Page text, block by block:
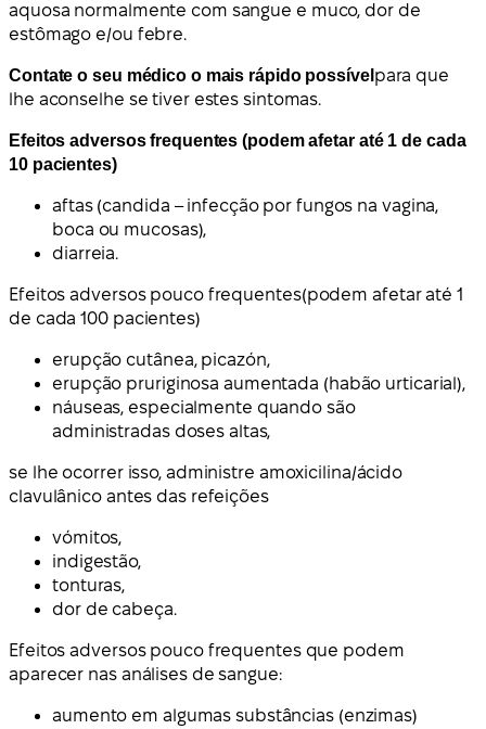
aquosa normalmente com sangue e muco, dor de
estômago e/ou febre.
Contate o seu médico o mais rápido possível para que
lhe aconselhe se tiver estes sintomas.
Efeitos adversos frequentes (podem afetar até 1 de cada
10 pacientes)
aftas (candida – infecção por fungos na vagina,
boca ou mucosas),
diarreia.
Efeitos adversos pouco frequentes(podem afetar até 1
de cada 100 pacientes)
erupção cutânea, picazón,
erupção pruriginosa aumentada (habão urticarial),
náuseas, especialmente quando são
administradas doses altas,
se lhe ocorrer isso, administre amoxicilina/ácido
clavulânico antes das refeições
vómitos,
indigestão,
tonturas,
dor de cabeça.
Efeitos adversos pouco frequentes que podem
aparecer nas análises de sangue:
aumento em algumas substâncias (enzimas)